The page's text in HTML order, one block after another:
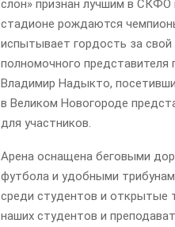
слон» признан лучшим в СКФО
стадионе рождаются
испытывает гордость за
полномочного
Владимир Надыкто,
в Великом Новогороде
для участников.
Арена оснащена беговыми
футбола и удобными
среди студентов и открытые
наших студентов и